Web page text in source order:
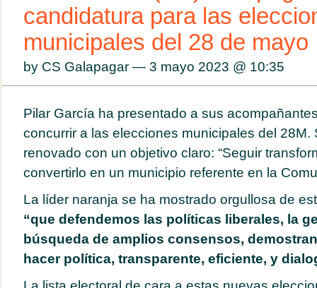
candidatura para las
municipales del 28 de mayo
by CS Galapagar — 3 mayo 2023 @ 10:35
Pilar García ha presentado a sus
concurrir a las elecciones municipales del 28M.
renovado con un objetivo claro: “Seguir
convertirlo en un municipio referente en la
La líder naranja se ha mostrado orgullosa de
“que defendemos las políticas liberales, la
búsqueda de amplios consensos,
hacer política, transparente, eficiente, y